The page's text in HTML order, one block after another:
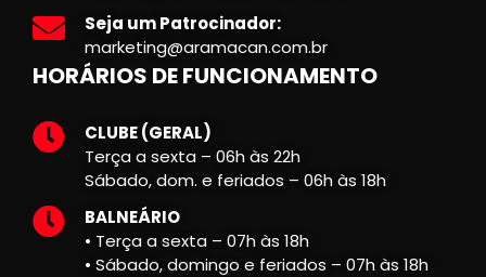
Seja um Patrocinador:
marketing@aramacan.com.br
HORÁRIOS DE FUNCIONAMENTO
CLUBE (GERAL)
Terça a sexta – 06h às 22h
Sábado, dom. e feriados – 06h às 18h
BALNEÁRIO
• Terça a sexta – 07h às 18h
• Sábado, domingo e feriados – 07h às 18h